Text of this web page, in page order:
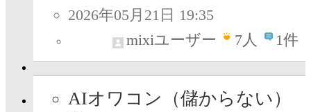
2026年05月21日 19:35
mixiユーザー
7人 1件
AIオワコン（儲からない）